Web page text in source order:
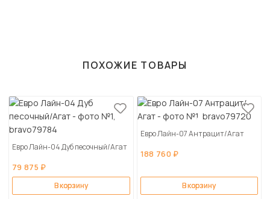
ПОХОЖИЕ ТОВАРЫ
Евро Лайн-04 Дуб песочный/Агат
79 875 ₽
В корзину
Евро Лайн-07 Антрацит/Агат
188 760 ₽
В корзину